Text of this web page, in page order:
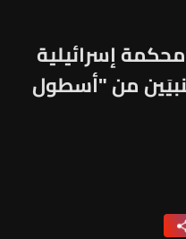
إسرائيلية
من "أسطول